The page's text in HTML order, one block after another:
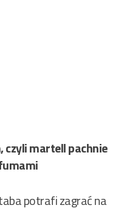
czyli martell pachnie
potrafi zagrać na